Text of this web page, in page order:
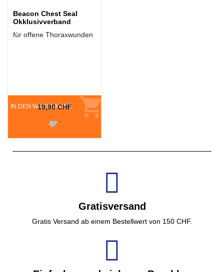
Beacon Chest Seal
Okklusivverband
für offene Thoraxwunden
IN DEN WARENKORB
19,90 CHF
Gratisversand
Gratis Versand ab einem Bestellwert von 150 CHF.